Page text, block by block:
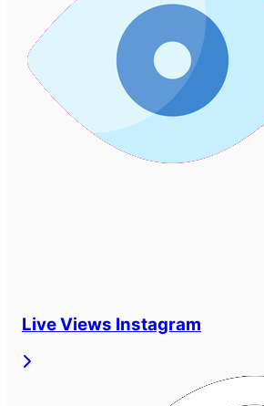
Live Views Instagram